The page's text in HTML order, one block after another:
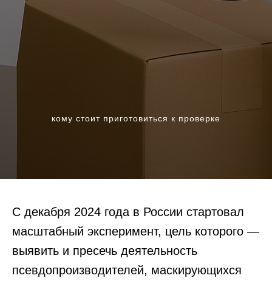
кому стоит приготовиться к проверке
С декабря 2024 года в России стартовал
масштабный эксперимент, цель которого —
выявить и пресечь деятельность
псевдопроизводителей, маскирующихся